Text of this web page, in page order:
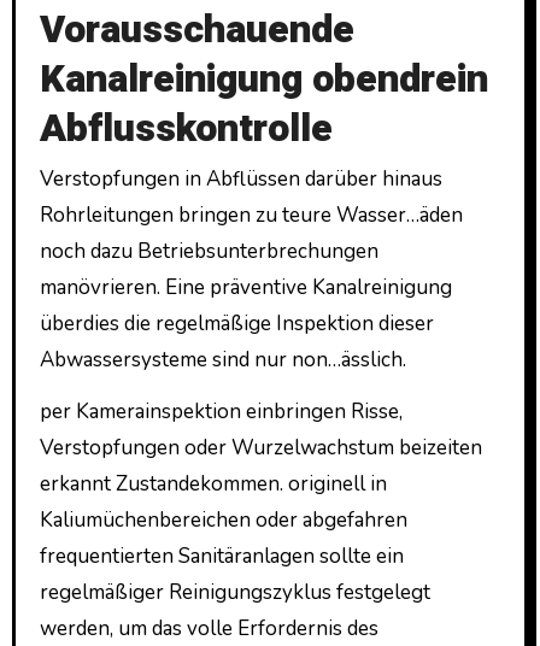
Vorausschauende
Kanalreinigung obendrein
Abflusskontrolle
Verstopfungen in Abflüssen darüber hinaus
Rohrleitungen bringen zu teure Wasser…äden
noch dazu Betriebsunterbrechungen
manövrieren. Eine präventive Kanalreinigung
überdies die regelmäßige Inspektion dieser
Abwassersysteme sind nur non…ässlich.
per Kamerainspektion einbringen Risse,
Verstopfungen oder Wurzelwachstum beizeiten
erkannt Zustandekommen. originell in
Kaliumüchenbereichen oder abgefahren
frequentierten Sanitäranlagen sollte ein
regelmäßiger Reinigungszyklus festgelegt
werden, um das volle Erfordernis des